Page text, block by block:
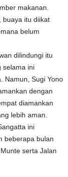
makanan.
buaya itu diikat
belum
dilindungi itu
selama ini
Namun, Sugi Yono
dengan
diamankan
lebih aman.
ini
beberapa bulan
serta Jalan